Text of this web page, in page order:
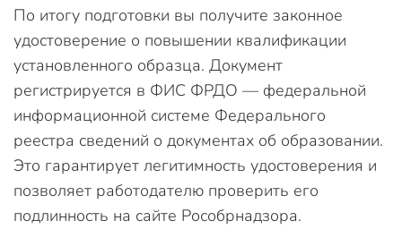
По итогу подготовки вы получите законное
удостоверение о повышении квалификации
установленного образца. Документ
регистрируется в ФИС ФРДО — федеральной
информационной системе Федерального
реестра сведений о документах об образовании.
Это гарантирует легитимность удостоверения и
позволяет работодателю проверить его
подлинность на сайте Рособрнадзора.